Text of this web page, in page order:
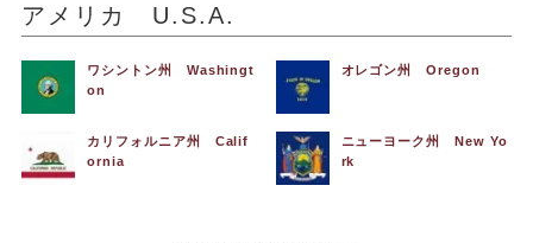
アメリカ U.S.A.
ワシントン州 Washingt
on
オレゴン州 Oregon
カリフォルニア州 Calif
ornia
ニューヨーク州 New Yo
rk